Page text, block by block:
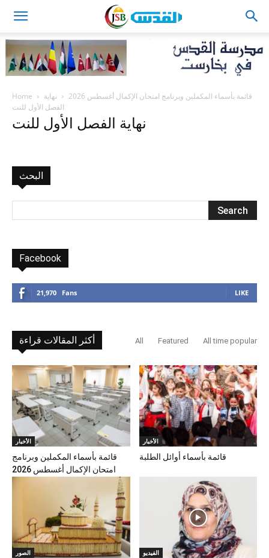
Home قائمة بأسماء المكملين وبرنامج امتحان الإكمال أغسطس 2026
نهاية
الفصل الأول للنت
نهاية الفصل الأول للنت
البحث
Facebook
21,970 Fans LIKE
أكثر المقالات قراءة All Featured All time popular
الأخبار
قائمة بأسماء المكملين وبرنامج
امتحان الإكمال أغسطس 2026
الأخبار
قائمة بأسماء أوائل الطلبة
الصور الفيديو